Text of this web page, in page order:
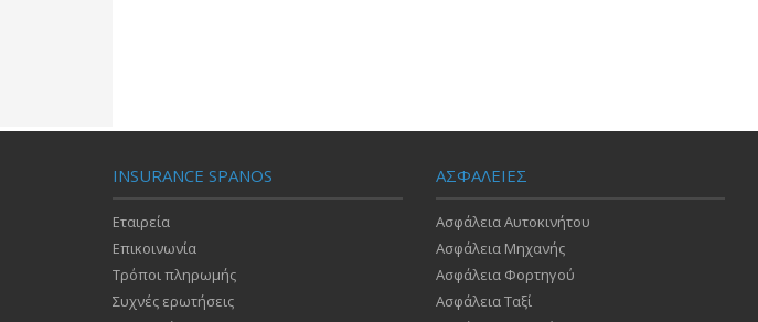
INSURANCE SPANOS
Εταιρεία
Επικοινωνία
Τρόποι πληρωμής
Συχνές ερωτήσεις
ΑΣΦΑΛΕΙΕΣ
Ασφάλεια Αυτοκινήτου
Ασφάλεια Μηχανής
Ασφάλεια Φορτηγού
Ασφάλεια Ταξί